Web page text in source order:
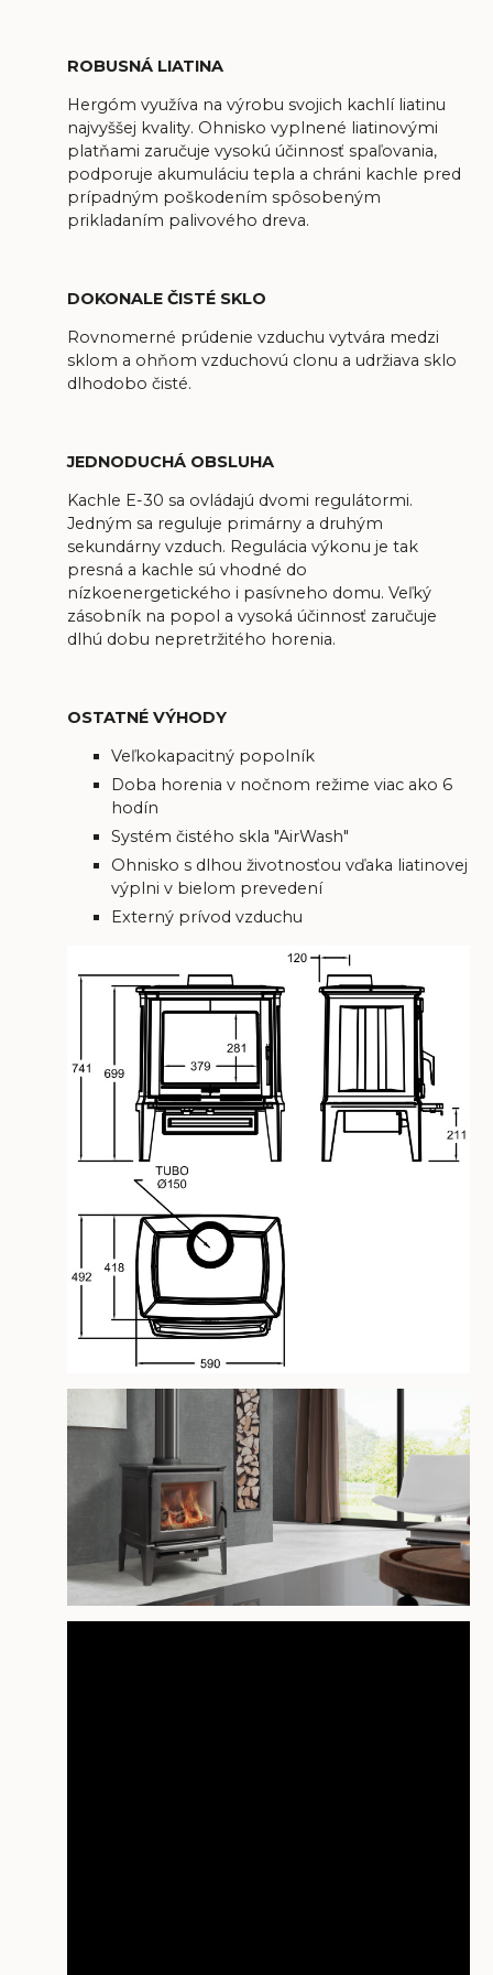
ROBUSNÁ LIATINA
Hergóm využíva na výrobu svojich kachlí liatinu
najvyššej kvality. Ohnisko vyplnené liatinovými
platňami zaručuje vysokú účinnosť spaľovania,
podporuje akumuláciu tepla a chráni kachle pred
prípadným poškodením spôsobeným
prikladaním palivového dreva.
DOKONALE ČISTÉ SKLO
Rovnomerné prúdenie vzduchu vytvára medzi
sklom a ohňom vzduchovú clonu a udržiava sklo
dlhodobo čisté.
JEDNODUCHÁ OBSLUHA
Kachle E-30 sa ovládajú dvomi regulátormi.
Jedným sa reguluje primárny a druhým
sekundárny vzduch. Regulácia výkonu je tak
presná a kachle sú vhodné do
nízkoenergetického i pasívneho domu. Veľký
zásobník na popol a vysoká účinnosť zaručuje
dlhú dobu nepretržitého horenia.
OSTATNÉ VÝHODY
Veľkokapacitný popolník
Doba horenia v nočnom režime viac ako 6
hodín
Systém čistého skla "AirWash"
Ohnisko s dlhou životnosťou vďaka liatinovej
výplni v bielom prevedení
Externý prívod vzduchu